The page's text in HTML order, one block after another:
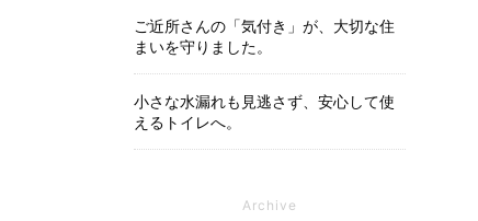
ご近所さんの「気付き」が、大切な住
まいを守りました。
小さな水漏れも見逃さず、安心して使
えるトイレへ。
Archive